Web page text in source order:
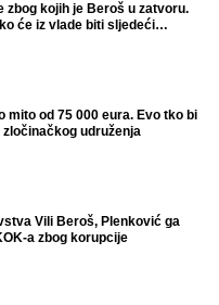
zbog kojih je Beroš u zatvoru.
će iz vlade biti sljedeći
mito od 75 000 eura. Evo tko bi
udruženja
Vili Beroš, Plenković ga
a zbog korupcije